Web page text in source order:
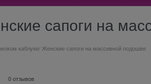
сапоги на
каблуке/ Женские сапоги на массивной подошве
0 отзывов